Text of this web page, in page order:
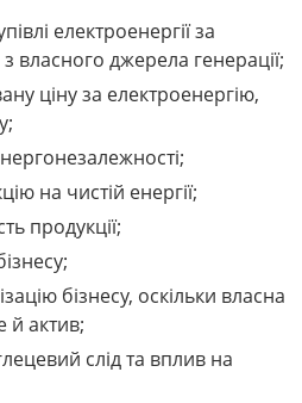
електроенергії за
власного джерела генерації;
ціну за електроенергію,
на чистій енергії;
продукції;
бізнесу, оскільки власна
й актив;
слід та вплив на